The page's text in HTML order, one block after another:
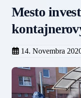
Mesto
14. Novembra